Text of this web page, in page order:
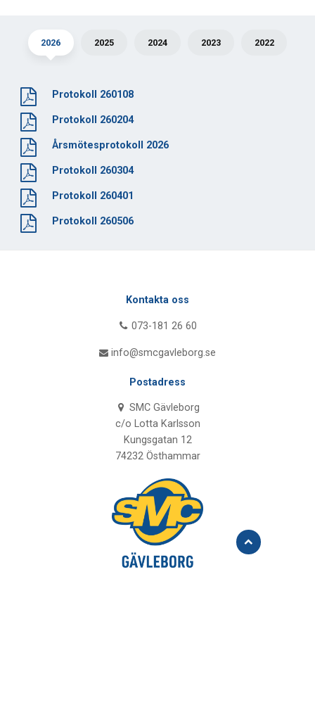
2026 2025 2024 2023 2022
Protokoll 260108
Protokoll 260204
Årsmötesprotokoll 2026
Protokoll 260304
Protokoll 260401
Protokoll 260506
Kontakta oss
073-181 26 60
info@smcgavleborg.se
Postadress
SMC Gävleborg
c/o Lotta Karlsson
Kungsgatan 12
74232 Östhammar
Åk